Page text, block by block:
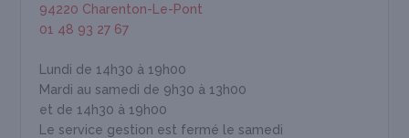
94220 Charenton-Le-Pont
01 48 93 27 67
Lundi de 14h30 à 19h00
Mardi au samedi de 9h30 à 13h00
et de 14h30 à 19h00
Le service gestion est fermé le samedi